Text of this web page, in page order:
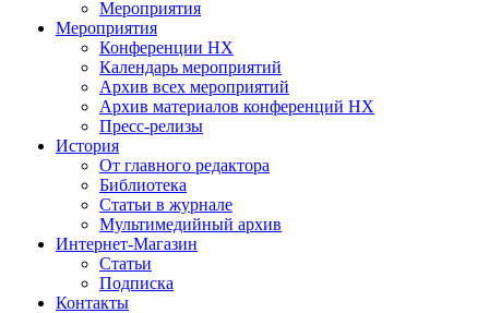
Мероприятия
Мероприятия
Конференции НХ
Календарь мероприятий
Архив всех мероприятий
Архив материалов конференций НХ
Пресс-релизы
История
От главного редактора
Библиотека
Статьи в журнале
Мультимедийный архив
Интернет-Магазин
Статьи
Подписка
Контакты